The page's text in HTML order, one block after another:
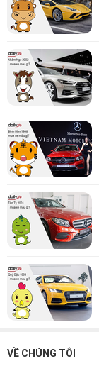
VỀ CHÚNG TÔI